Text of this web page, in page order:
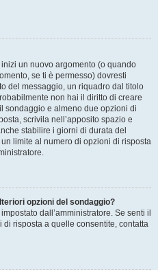
un nuovo argomento (o quando
se ti è permesso) dovresti
del messaggio, un riquadro dal titolo
non hai il diritto di creare
sondaggio e almeno due opzioni di
scrivila nell’apposito spazio e
stabilire i giorni di durata del
limite al numero di opzioni di risposta
opzioni del sondaggio?
dall’amministratore. Se senti il
risposta a quelle consentite, contatta